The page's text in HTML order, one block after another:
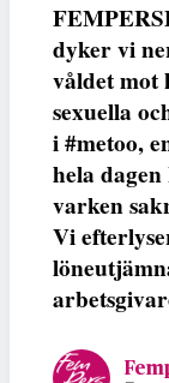
dyker vi
våldet mot
sexuella
i #metoo,
hela
varken
Vi